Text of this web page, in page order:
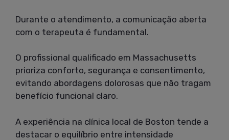
Durante o atendimento, a comunicação aberta
com o terapeuta é fundamental.
O profissional qualificado em Massachusetts
prioriza conforto, segurança e consentimento,
evitando abordagens dolorosas que não tragam
benefício funcional claro.
A experiência na clínica local de Boston tende a
destacar o equilíbrio entre intensidade